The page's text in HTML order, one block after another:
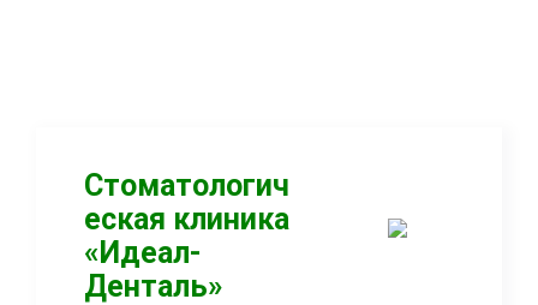
Стоматологич
еская клиника
«Идеал-
Денталь»